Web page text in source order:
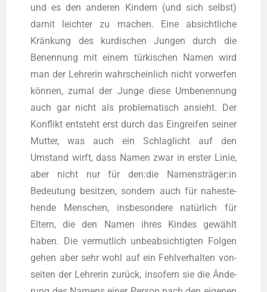
und es den ande­ren Kin­dern (und sich selbst)
damit leich­ter zu machen. Eine absicht­li­che
Krän­kung des kur­di­schen Jun­gen durch die
Benen­nung mit einem tür­ki­schen Namen wird
man der Leh­re­rin wahr­schein­lich nicht vor­wer­fen
kön­nen, zumal der Jun­ge die­se Umbe­nen­nung
auch gar nicht als pro­ble­ma­tisch ansieht. Der
Kon­flikt ent­steht erst durch das Ein­grei­fen sei­ner
Mut­ter, was auch ein Schlag­licht auf den
Umstand wirft, dass Namen zwar in ers­ter Linie,
aber nicht nur für den:die Namensträger:in
Bedeu­tung besit­zen, son­dern auch für nahe­ste­
hen­de Men­schen, ins­be­son­de­re natür­lich für
Eltern, die den Namen ihres Kin­des gewählt
haben. Die ver­mut­lich unbe­ab­sich­tig­ten Fol­gen
gehen aber sehr wohl auf ein Fehl­ver­hal­ten von­
sei­ten der Leh­re­rin zurück, inso­fern sie die Ände­